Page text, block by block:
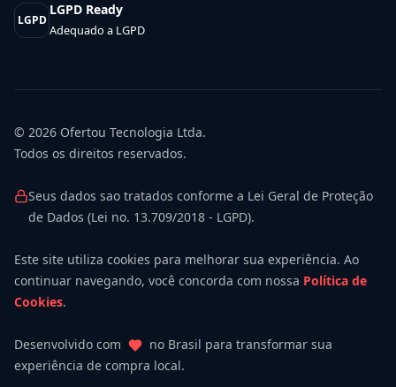
LGPD
LGPD Ready
Adequado a LGPD
© 2026 Ofertou Tecnologia Ltda.
Todos os direitos reservados.
Seus dados sao tratados conforme a Lei Geral de Proteção
de Dados (Lei no. 13.709/2018 - LGPD).
Este site utiliza cookies para melhorar sua experiência. Ao
continuar navegando, você concorda com nossa Política de
Cookies.
Desenvolvido com
no Brasil para transformar sua
experiência de compra local.